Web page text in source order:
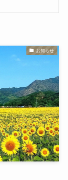
お知らせ